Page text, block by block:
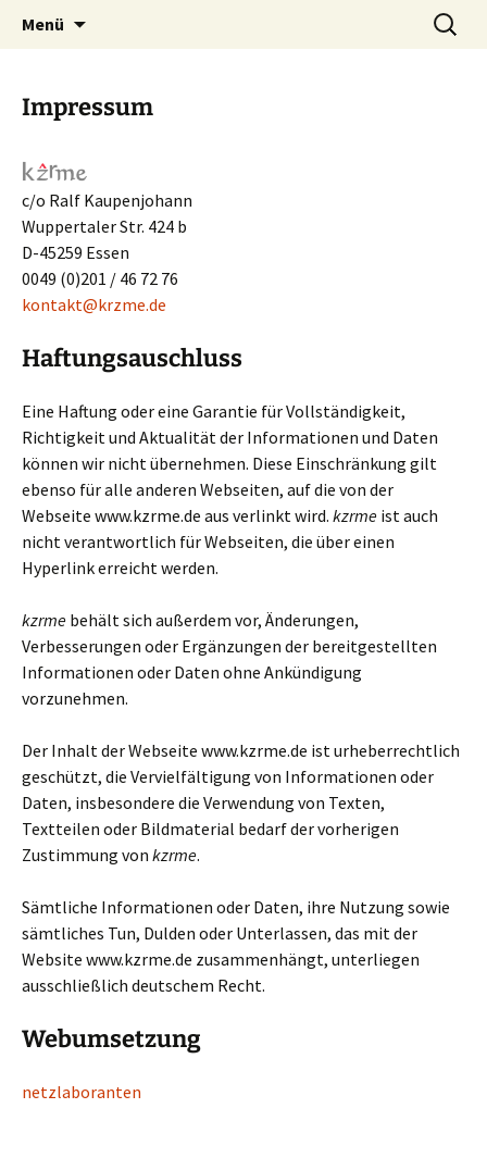
kẑrme.de | zungenklänge
Was machen zwei improvisierende Musiker
aus dem Ruhrgebiet?
Menü
Suchen
nach:
Impressum
c/o Ralf Kaupenjohann
Wuppertaler Str. 424 b
D-45259 Essen
0049 (0)201 / 46 72 76
kontakt@krzme.de
Haftungsauschluss
Eine Haftung oder eine Garantie für Vollständigkeit,
Richtigkeit und Aktualität der Informationen und Daten
können wir nicht übernehmen. Diese Einschränkung gilt
ebenso für alle anderen Webseiten, auf die von der
Webseite www.kzrme.de aus verlinkt wird. kzrme ist auch
nicht verantwortlich für Webseiten, die über einen
Hyperlink erreicht werden.
kzrme behält sich außerdem vor, Änderungen,
Verbesserungen oder Ergänzungen der bereitgestellten
Informationen oder Daten ohne Ankündigung
vorzunehmen.
Der Inhalt der Webseite www.kzrme.de ist urheberrechtlich
geschützt, die Vervielfältigung von Informationen oder
Daten, insbesondere die Verwendung von Texten,
Textteilen oder Bildmaterial bedarf der vorherigen
Zustimmung von kzrme.
Sämtliche Informationen oder Daten, ihre Nutzung sowie
sämtliches Tun, Dulden oder Unterlassen, das mit der
Website www.kzrme.de zusammenhängt, unterliegen
ausschließlich deutschem Recht.
Webumsetzung
netzlaboranten